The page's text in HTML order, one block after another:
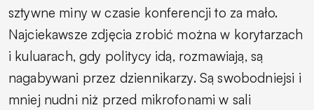
sztywne miny w czasie konferencji to za mało.
Najciekawsze zdjęcia zrobić można w korytarzach
i kuluarach, gdy politycy idą, rozmawiają, są
nagabywani przez dziennikarzy. Są swobodniejsi i
mniej nudni niż przed mikrofonami w sali